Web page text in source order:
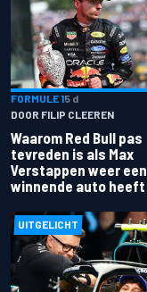
FORMULE 15 d
DOOR FILIP CLEEREN
Waarom Red Bull pas
tevreden is als Max
Verstappen weer een
winnende auto heeft
UITGELICHT